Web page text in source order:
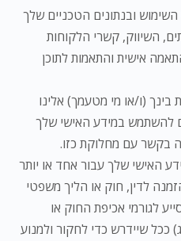
ובנתונים הטכניים שלך
השיווק, קשרי הלקוחות
אישית והתאמות לתוכן
(ו/או מי מטעמך) אלינו
להשתמש במידע האישי שלך
בקשר עם מחלוקת כזו.
האישי שלך עבור אחד או יותר
לדין, חוק או הליך משפטי
לגורמי אכיפת החוק או
ככל שיידרש כדי לחקור ולמנוע